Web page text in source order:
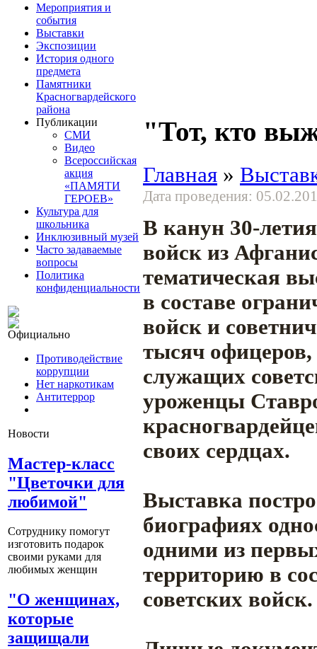
Мероприятия и
события
Выставки
Экспозиции
История одного
предмета
Памятники
Красногвардейского
района
Публикации
СМИ
Видео
Всероссийская
акция
«ПАМЯТИ
ГЕРОЕВ»
Культура для
школьника
Инклюзивный музей
Часто задаваемые
вопросы
Политика
конфиденциальности
Официально
Противодействие
коррупции
Нет наркотикам
Антитеррор
Новости
Мастер-класс
"Цветочки для
любимой"
Сотруднику помогут
изготовить подарок
своими руками для
любимых женщин
"О женщинах,
которые
защищали
"Тот, кто
Главная »
Дата проведения:
В канун 30-
войск из
тематическая
в составе
войск и
тысяч офицеров,
служащих
уроженцы
своих сердцах.
Выставка
биографиях
одними из
территорию в
советских войск.